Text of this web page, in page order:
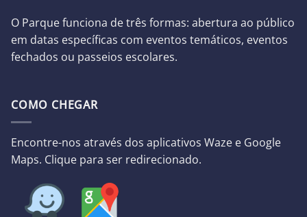
O Parque funciona de três formas: abertura ao público
em datas específicas com eventos temáticos, eventos
fechados ou passeios escolares.
COMO CHEGAR
Encontre-nos através dos aplicativos Waze e Google
Maps. Clique para ser redirecionado.